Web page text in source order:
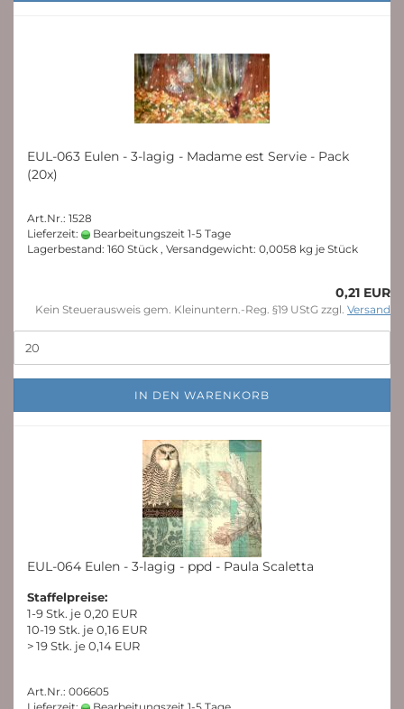
EUL-063 Eulen - 3-lagig - Madame est Servie - Pack
(20x)
Art.Nr.: 1528
Lieferzeit:
Bearbeitungszeit 1-5 Tage
Lagerbestand: 160 Stück , Versandgewicht: 0,0058 kg je Stück
0,21 EUR
Kein Steuerausweis gem. Kleinuntern.-Reg. §19 UStG zzgl. Versand
IN DEN WARENKORB
EUL-064 Eulen - 3-lagig - ppd - Paula Scaletta
Staffelpreise:
1-9 Stk. je 0,20 EUR
10-19 Stk. je 0,16 EUR
> 19 Stk. je 0,14 EUR
Art.Nr.: 006605